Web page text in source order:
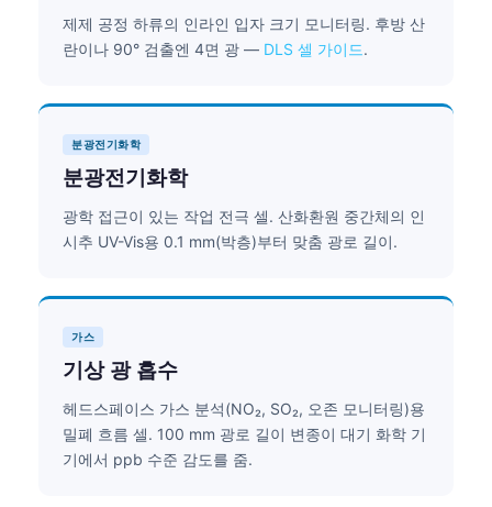
제제 공정 하류의 인라인 입자 크기 모니터링. 후방 산
란이나 90° 검출엔 4면 광 — DLS 셀 가이드.
분광전기화학
분광전기화학
광학 접근이 있는 작업 전극 셀. 산화환원 중간체의 인
시추 UV-Vis용 0.1 mm(박층)부터 맞춤 광로 길이.
가스
기상 광 흡수
헤드스페이스 가스 분석(NO₂, SO₂, 오존 모니터링)용
밀폐 흐름 셀. 100 mm 광로 길이 변종이 대기 화학 기
기에서 ppb 수준 감도를 줌.